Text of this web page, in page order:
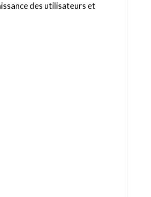
des utilisateurs et